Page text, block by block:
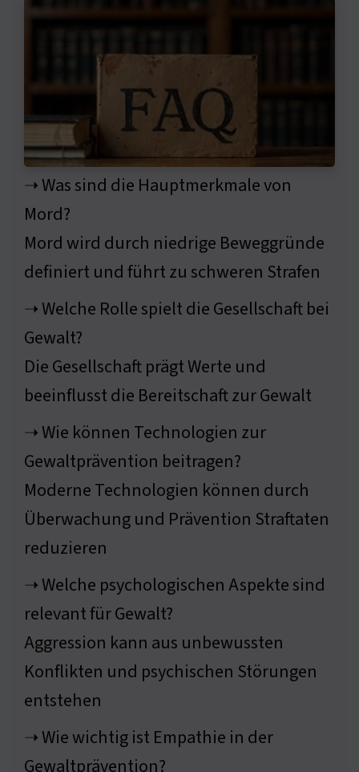
➝ Was sind die Hauptmerkmale von
Mord?
Mord wird durch niedrige Beweggründe
definiert und führt zu schweren Strafen
➝ Welche Rolle spielt die Gesellschaft bei
Gewalt?
Die Gesellschaft prägt Werte und
beeinflusst die Bereitschaft zur Gewalt
➝ Wie können Technologien zur
Gewaltprävention beitragen?
Moderne Technologien können durch
Überwachung und Prävention Straftaten
reduzieren
➝ Welche psychologischen Aspekte sind
relevant für Gewalt?
Aggression kann aus unbewussten
Konflikten und psychischen Störungen
entstehen
➝ Wie wichtig ist Empathie in der
Gewaltprävention?